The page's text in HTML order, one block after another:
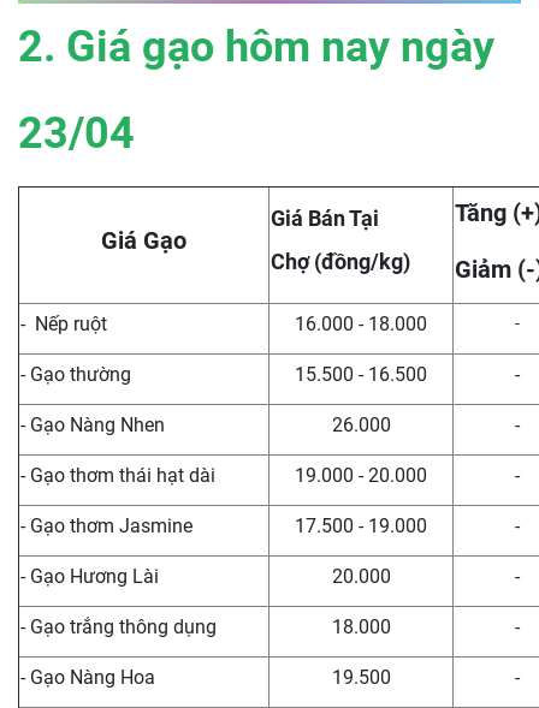
2. Giá gạo hôm nay ngày
23/04
Giá Gạo
Giá Bán Tại
Chợ (đồng/kg)
Tăng
Giảm
- Nếp ruột 16.000 - 18.000 -
- Gạo thường 15.500 - 16.500 -
- Gạo Nàng Nhen 26.000 -
- Gạo thơm thái hạt dài 19.000 - 20.000 -
- Gạo thơm Jasmine 17.500 - 19.000 -
- Gạo Hương Lài 20.000 -
- Gạo trắng thông dụng 18.000 -
- Gạo Nàng Hoa 19.500 -